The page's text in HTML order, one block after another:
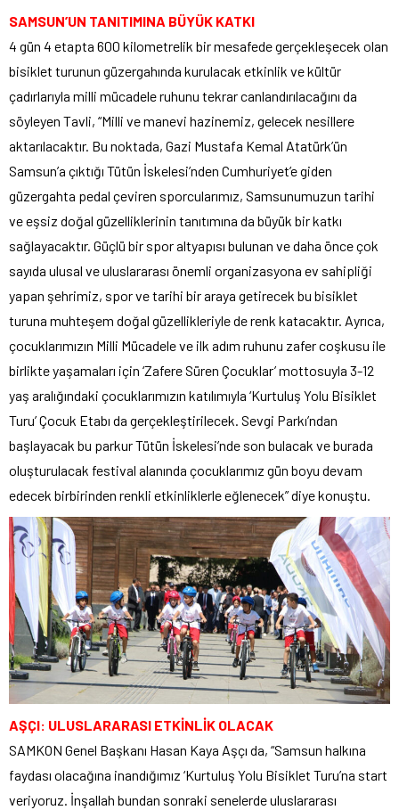
SAMSUN’UN TANITIMINA BÜYÜK KATKI
4 gün 4 etapta 600 kilometrelik bir mesafede gerçekleşecek olan
bisiklet turunun güzergahında kurulacak etkinlik ve kültür
çadırlarıyla milli mücadele ruhunu tekrar canlandırılacağını da
söyleyen Tavli, “Milli ve manevi hazinemiz, gelecek nesillere
aktarılacaktır. Bu noktada, Gazi Mustafa Kemal Atatürk’ün
Samsun’a çıktığı Tütün İskelesi’nden Cumhuriyet’e giden
güzergahta pedal çeviren sporcularımız, Samsunumuzun tarihi
ve eşsiz doğal güzelliklerinin tanıtımına da büyük bir katkı
sağlayacaktır. Güçlü bir spor altyapısı bulunan ve daha önce çok
sayıda ulusal ve uluslararası önemli organizasyona ev sahipliği
yapan şehrimiz, spor ve tarihi bir araya getirecek bu bisiklet
turuna muhteşem doğal güzellikleriyle de renk katacaktır. Ayrıca,
çocuklarımızın Milli Mücadele ve ilk adım ruhunu zafer coşkusu ile
birlikte yaşamaları için ‘Zafere Süren Çocuklar’ mottosuyla 3-12
yaş aralığındaki çocuklarımızın katılımıyla ‘Kurtuluş Yolu Bisiklet
Turu’ Çocuk Etabı da gerçekleştirilecek. Sevgi Parkı’ndan
başlayacak bu parkur Tütün İskelesi’nde son bulacak ve burada
oluşturulacak festival alanında çocuklarımız gün boyu devam
edecek birbirinden renkli etkinliklerle eğlenecek” diye konuştu.
AŞÇI: ULUSLARARASI ETKİNLİK OLACAK
SAMKON Genel Başkanı Hasan Kaya Aşçı da, “Samsun halkına
faydası olacağına inandığımız ‘Kurtuluş Yolu Bisiklet Turu’na start
veriyoruz. İnşallah bundan sonraki senelerde uluslararası